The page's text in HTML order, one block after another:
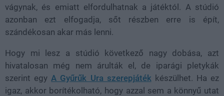
vágynak, és emiatt elfordulhatnak a játéktól. A stúdió
azonban ezt elfogadja, sőt részben erre is épít,
szándékosan akar más lenni.
Hogy mi lesz a stúdió következő nagy dobása, azt
hivatalosan még nem árulták el, de iparági pletykák
szerint egy A Gyűrűk Ura szerepjáték készülhet. Ha ez
igaz, akkor borítékolható, hogy azzal sem a könnyű utat